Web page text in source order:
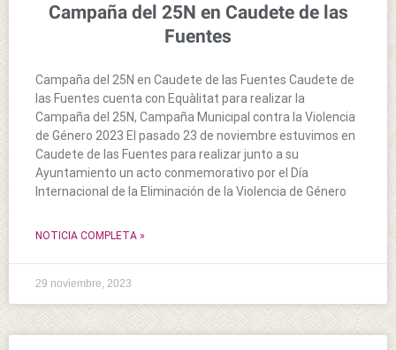
Campaña del 25N en Caudete de las
Fuentes
Campaña del 25N en Caudete de las Fuentes Caudete de
las Fuentes cuenta con Equàlitat para realizar la
Campaña del 25N, Campaña Municipal contra la Violencia
de Género 2023 El pasado 23 de noviembre estuvimos en
Caudete de las Fuentes para realizar junto a su
Ayuntamiento un acto conmemorativo por el Día
Internacional de la Eliminación de la Violencia de Género
NOTICIA COMPLETA »
29 noviembre, 2023